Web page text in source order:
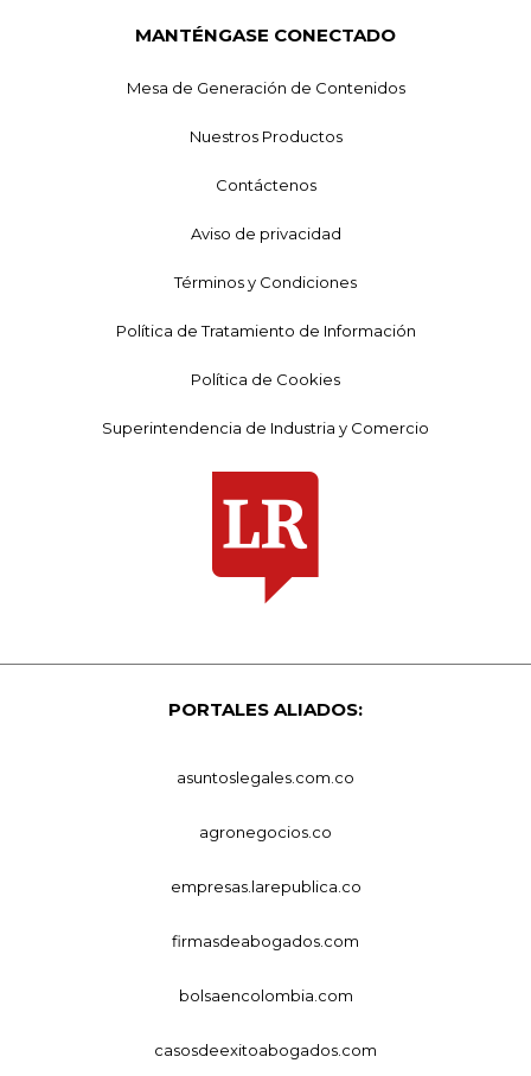
MANTÉNGASE CONECTADO
Mesa de Generación de Contenidos
Nuestros Productos
Contáctenos
Aviso de privacidad
Términos y Condiciones
Política de Tratamiento de Información
Política de Cookies
Superintendencia de Industria y Comercio
PORTALES ALIADOS:
asuntoslegales.com.co
agronegocios.co
empresas.larepublica.co
firmasdeabogados.com
bolsaencolombia.com
casosdeexitoabogados.com